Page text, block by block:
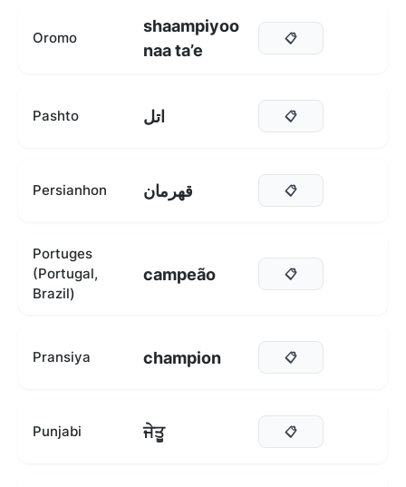
Oromo
shaampiyoo
naa ta’e
📋
Pashto اتل 📋
Persianhon قهرمان 📋
Portuges
(Portugal,
Brazil)
campeão 📋
Pransiya champion 📋
Punjabi ਜੇਤੂ 📋